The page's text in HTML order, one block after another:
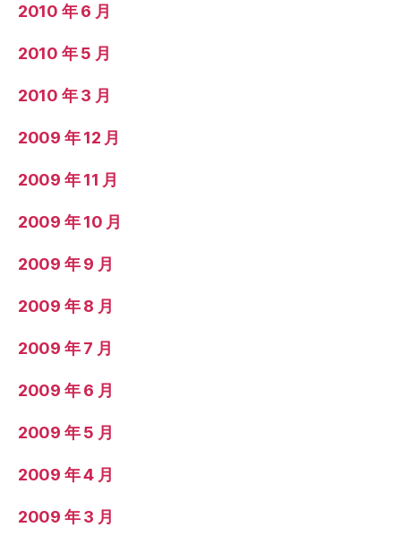
2010 年 6 月
2010 年 5 月
2010 年 3 月
2009 年 12 月
2009 年 11 月
2009 年 10 月
2009 年 9 月
2009 年 8 月
2009 年 7 月
2009 年 6 月
2009 年 5 月
2009 年 4 月
2009 年 3 月